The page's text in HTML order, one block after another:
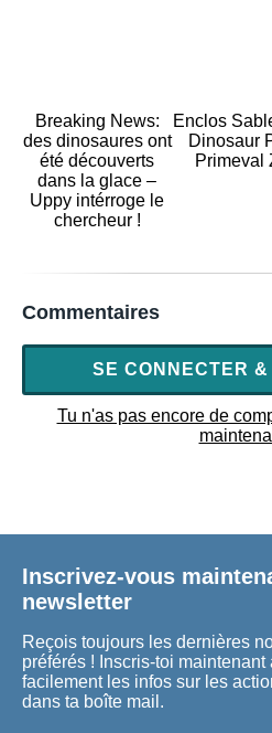
Breaking News:
des dinosaures ont
été découverts
dans la glace –
Uppy intérroge le
chercheur !
Enclos
Dinosaur
Primeval
Commentaires
SE CONNECTER &
Tu n'as pas encore de
Inscrivez-vous
newsletter
Reçois toujours les dernières
préférés ! Inscris-toi
facilement les infos sur les
dans ta boîte mail.